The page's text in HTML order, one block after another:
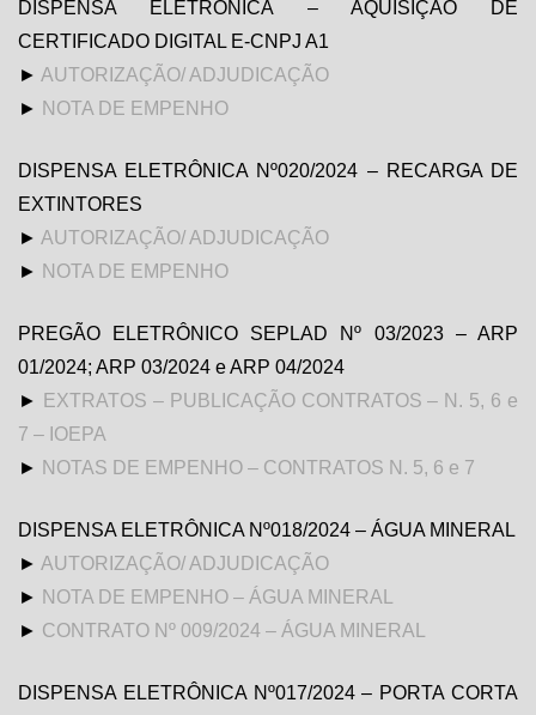
DISPENSA ELETRÔNICA – AQUISIÇÃO DE
CERTIFICADO DIGITAL E-CNPJ A1
► AUTORIZAÇÃO/ ADJUDICAÇÃO
► NOTA DE EMPENHO
DISPENSA ELETRÔNICA Nº020/2024 – RECARGA DE
EXTINTORES
► AUTORIZAÇÃO/ ADJUDICAÇÃO
► NOTA DE EMPENHO
PREGÃO ELETRÔNICO SEPLAD Nº 03/2023 – ARP
01/2024; ARP 03/2024 e ARP 04/2024
►
EXTRATOS – PUBLICAÇÃO CONTRATOS – N. 5, 6 e
7 – IOEPA
► NOTAS DE EMPENHO – CONTRATOS N. 5, 6 e 7
DISPENSA ELETRÔNICA Nº018/2024 – ÁGUA MINERAL
► AUTORIZAÇÃO/ ADJUDICAÇÃO
► NOTA DE EMPENHO – ÁGUA MINERAL
► CONTRATO Nº 009/2024 – ÁGUA MINERAL
DISPENSA ELETRÔNICA Nº017/2024 – PORTA CORTA